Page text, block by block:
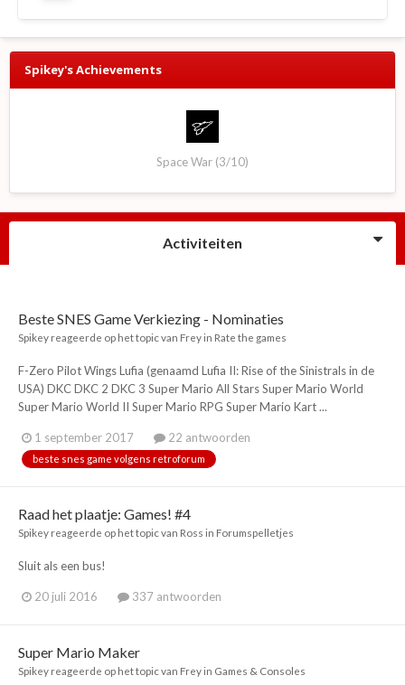
Spikey's Achievements
Space War (3/10)
Activiteiten
Beste SNES Game Verkiezing - Nominaties
Spikey reageerde op het topic van Frey in Rate the games
F-Zero Pilot Wings Lufia (genaamd Lufia II: Rise of the Sinistrals in de
USA) DKC DKC 2 DKC 3 Super Mario All Stars Super Mario World
Super Mario World II Super Mario RPG Super Mario Kart ...
1 september 2017 22 antwoorden
beste snes game volgens retroforum
Raad het plaatje: Games! #4
Spikey reageerde op het topic van Ross in Forumspelletjes
Sluit als een bus!
20 juli 2016 337 antwoorden
Super Mario Maker
Spikey reageerde op het topic van Frey in Games & Consoles